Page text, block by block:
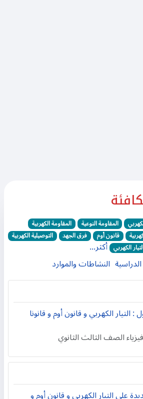
المقاومة النوعية
المقاومة الكهربية
قانون أوم فرق الجهد
التوصيلية الكهربية
الكهربي أكثر...
النشاطات والموارد
التيار الكهربي و قانون أوم و قانونا
فيزياء الصف الثالث الثانوي
على التيار الكهربي و قانون أوم و